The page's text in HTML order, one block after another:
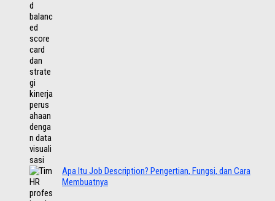
Apa Itu Job Description? Pengertian, Fungsi, dan Cara
Membuatnya